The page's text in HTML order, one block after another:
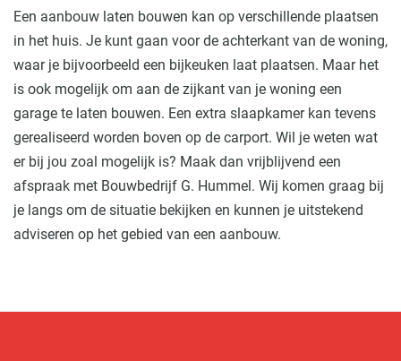
Een aanbouw laten bouwen kan op verschillende plaatsen
in het huis. Je kunt gaan voor de achterkant van de woning,
waar je bijvoorbeeld een bijkeuken laat plaatsen. Maar het
is ook mogelijk om aan de zijkant van je woning een
garage te laten bouwen. Een extra slaapkamer kan tevens
gerealiseerd worden boven op de carport. Wil je weten wat
er bij jou zoal mogelijk is? Maak dan vrijblijvend een
afspraak met Bouwbedrijf G. Hummel. Wij komen graag bij
je langs om de situatie bekijken en kunnen je uitstekend
adviseren op het gebied van een aanbouw.